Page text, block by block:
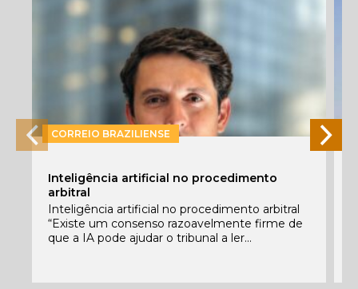
CORREIO BRAZILIENSE
Inteligência artificial no procedimento
arbitral
Inteligência artificial no procedimento arbitral
“Existe um consenso razoavelmente firme de
que a IA pode ajudar o tribunal a ler...